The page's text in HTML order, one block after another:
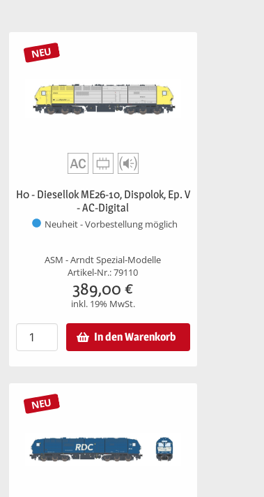
NEU
H0 - Diesellok ME26-10, Dispolok, Ep. V
- AC-Digital
Neuheit - Vorbestellung möglich
ASM - Arndt Spezial-Modelle
Artikel-Nr.: 79110
389,00 €
inkl. 19% MwSt.
In den Warenkorb
NEU